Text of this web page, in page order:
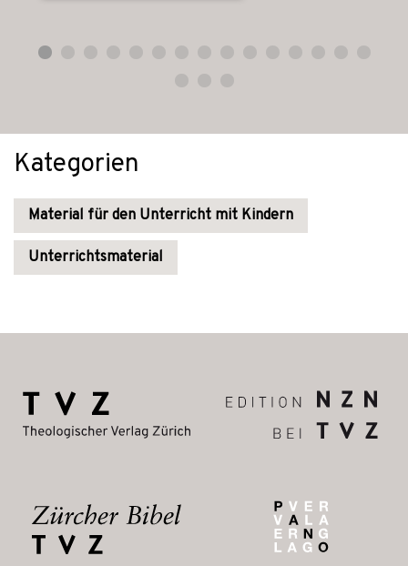
Kategorien
Material für den Unterricht mit Kindern
Unterrichtsmaterial